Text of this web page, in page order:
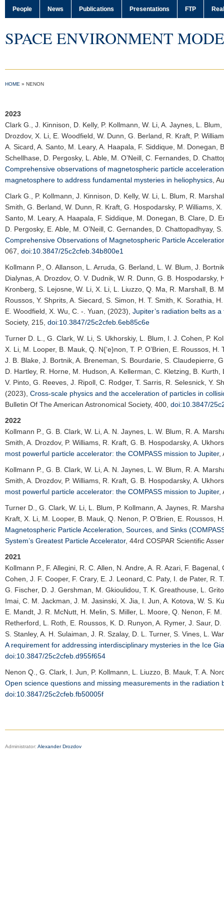
People News Publications Presentations FTP
SPACE ENVIRONMENT
HOME » NENON
2023
Clark G.
, J. Kinnison, D. Kelly, P. Kollmann, W. Li, A. Jaynes, L.
Drozdov, X. Li, E. Woodfield, W. Dunn, G. Berland, R. Kraft, P.
A. Sicard, A. Santo, M. Leary, A. Haapala, F. Siddique, M.
Schellhase, D. Pergosky, L. Able, M. O’Neill, C. Fernandes, D.
Comprehensive observations of magnetospheric particle
magnetosphere to address fundamental mysteries in heliophysics
Clark G.
, P. Kollmann, J. Kinnison, D. Kelly, W. Li, L. Blum, R.
Smith, G. Berland, W. Dunn, R. Kraft, G. Hospodarsky, P. Williams,
Santo, M. Leary, A. Haapala, F. Siddique, M. Donegan, B. Clare, D.
D. Pergosky, E. Able, M. O’Neill, C. Gernandes, D. Chattopadhyay,
Comprehensive Observations of Magnetospheric Particle
067, doi:10.3847/25c2cfeb.34b800e1
Kollmann P.
, O. Allanson, L. Arruda, G. Berland, L. W. Blum, J.
Dialynas, A. Drozdov, O. V. Dudnik, W. R. Dunn, G. B.
Kronberg, S. Lejosne, W. Li, X. Li, L. Liuzzo, Q. Ma, R. Marshall, B.
Roussos, Y. Shprits, A. Siecard, S. Simon, H. T. Smith, K. Sorathia,
E. Woodfield, X. Wu, C. -. Yuan, (2023), Jupiter’s radiation belts as
Society, 215, doi:10.3847/25c2cfeb.6eb85c6e
Turner D. L.
, G. Clark, W. Li, S. Ukhorskiy, L. Blum, I. J. Cohen, P.
X. Li, M. Looper, B. Mauk, Q. N{‘e}non, T. P. O’Brien, E. Roussos,
J. B. Blake, J. Bortnik, A. Breneman, S. Bourdarie, S. Claudepierre,
D. Hartley, R. Horne, M. Hudson, A. Kellerman, C. Kletzing, B.
V. Pinto, G. Reeves, J. Ripoll, C. Rodger, T. Sarris, R. Selesnick, Y.
(2023), Cross-scale physics and the acceleration of particles in
Bulletin Of The American Astronomical Society, 400, doi:10.3847/
2022
Kollmann P.
, G. B. Clark, W. Li, A. N. Jaynes, L. W. Blum, R. A.
Smith, A. Drozdov, P. Williams, R. Kraft, G. B. Hospodarsky, A.
most powerful particle accelerator: the COMPASS mission to Jupiter,
Kollmann P.
, G. B. Clark, W. Li, A. N. Jaynes, L. W. Blum, R. A.
Smith, A. Drozdov, P. Williams, R. Kraft, G. B. Hospodarsky, A.
most powerful particle accelerator: the COMPASS mission to Jupiter,
Turner D.
, G. Clark, W. Li, L. Blum, P. Kollmann, A. Jaynes, R.
Kraft, X. Li, M. Looper, B. Mauk, Q. Nenon, P. O’Brien, E. Roussos,
Magnetospheric Particle Acceleration, Sources, and Sinks
System’s Greatest Particle Accelerator, 44rd COSPAR Scientific
2021
Kollmann P.
, F. Allegini, R. C. Allen, N. Andre, A. R. Azari, F.
Cohen, J. F. Cooper, F. Crary, E. J. Leonard, C. Paty, I. de Pater, R.
G. Fischer, D. J. Gershman, M. Gkioulidou, T. K. Greathouse, L.
Imai, C. M. Jackman, J. M. Jasinski, X. Jia, I. Jun, A. Kotova, W. S.
E. Mandt, J. R. McNutt, H. Melin, S. Miller, L. Moore, Q. Nenon, F.
Retherford, L. Roth, E. Roussos, K. D. Runyon, A. Rymer, J. Saur,
S. Stanley, A. H. Sulaiman, J. R. Szalay, D. L. Turner, S. Vines, L.
A requirement for addressing interdisciplinary mysteries in the Ice
doi:10.3847/25c2cfeb.d955f654
Nenon Q.
, G. Clark, I. Jun, P. Kollmann, L. Liuzzo, B. Mauk, T. A.
Open science questions and missing measurements in the radiation
doi:10.3847/25c2cfeb.fb50005f
Administrator: Alexander Drozdov